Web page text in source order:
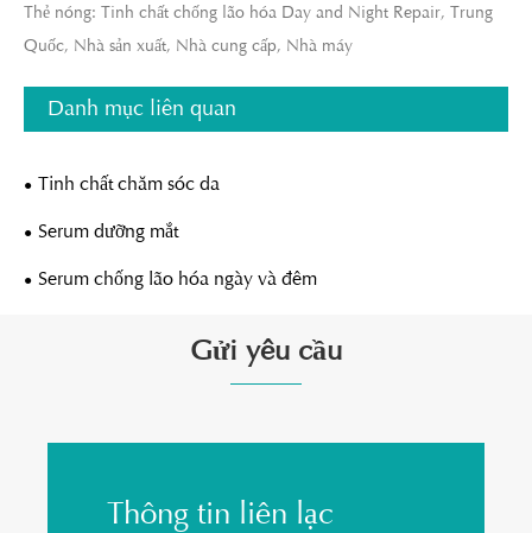
Thẻ nóng: Tinh chất chống lão hóa Day and Night Repair, Trung
Quốc, Nhà sản xuất, Nhà cung cấp, Nhà máy
Danh mục liên quan
Tinh chất chăm sóc da
Serum dưỡng mắt
Serum chống lão hóa ngày và đêm
Gửi yêu cầu
Thông tin liên lạc